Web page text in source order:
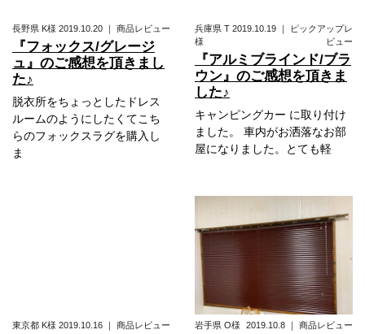
長野県 K様 2019.10.20 ｜ 商品レビュー
『フォックス/グレージ
ュ』のご感想を頂きまし
た♪
脱衣所をちょっとしたドレス
ルームのようにしたくてこち
らのフォックスラグを購入し
ま
兵庫県 T
様
2019.10.19 ｜
ピックアップレ
ビュー
『アルミブラインド/ブラ
ウン』のご感想を頂きま
した♪
キャンピングカー に取り付け
ました。 車内がお洒落なお部
屋になりました。とても軽
東京都 K様 2019.10.16 ｜ 商品レビュー 岩手県 O様 2019.10.8 ｜ 商品レビュー